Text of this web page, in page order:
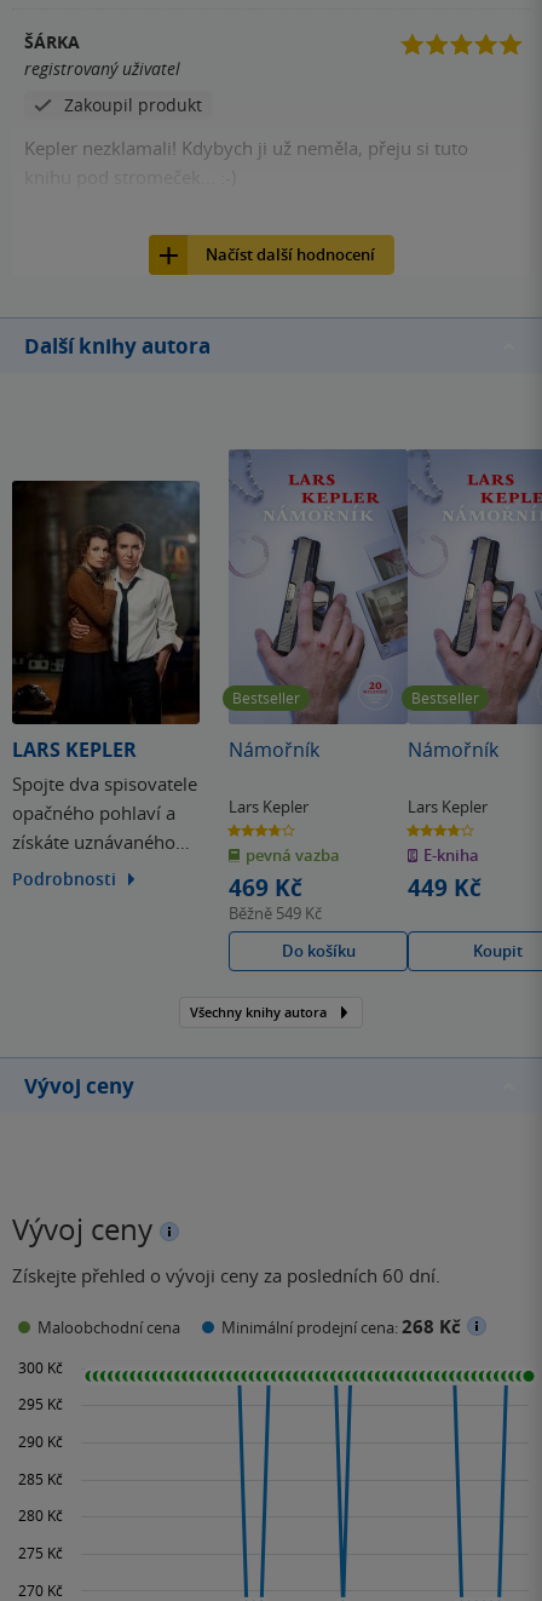
ŠÁRKA
registrovaný uživatel
Zakoupil produkt
Kepler nezklamali! Kdybych ji už neměla, přeju si tuto
Načíst další hodnocení
Další knihy autora
LARS KEPLER
Spojte dva spisovatele
opačného pohlaví a
získáte uznávaného
autora severské krimi.
pseudonymem se totiž
Alexandr Ahndoril a
Alexandra Coelho…
Podrobnosti
Bestseller
Námořník
Lars Kepler
3.8
z
5
hvězdiček
pevná vazba
469 Kč
Běžně 549 Kč
Do košíku
Bestseller
Námořník
Lars Kepler
3.8
z
5
hvězdiček
E-kniha
449 Kč
Koupit
Všechny knihy autora
Vývoj ceny
Vývoj ceny
Získejte přehled o vývoji ceny za posledních 60 dní.
Maloobchodní cena Minimální prodejní cena:268 Kč